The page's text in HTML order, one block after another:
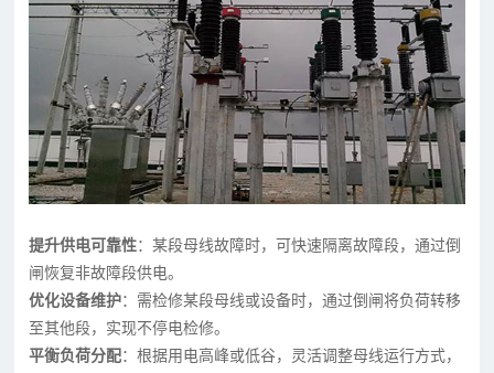
提升供电可靠性：某段母线故障时，可快速隔离故障段，通过倒
闸恢复非故障段供电。
优化设备维护：需检修某段母线或设备时，通过倒闸将负荷转移
至其他段，实现不停电检修。
平衡负荷分配：根据用电高峰或低谷，灵活调整母线运行方式，